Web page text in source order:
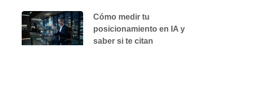
Cómo medir tu
posicionamiento en IA y
saber si te citan